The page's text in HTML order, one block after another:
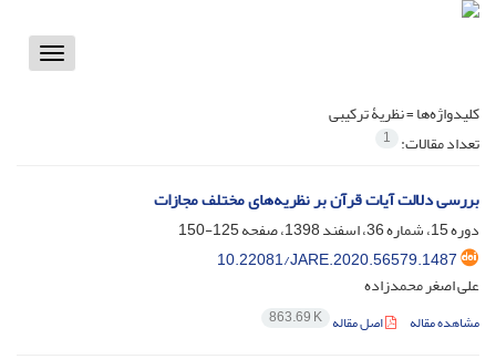
Toggle
کلیدواژه‌ها =نظریۀ ترکیبی
تعداد مقالات: 1
بررسی دلالت آیات قرآن بر نظریه‌های مختلف مجازات
دوره 15، شماره 36، اسفند 1398، صفحه
125-150
10.22081/JARE.2020.56579.1487
علی اصغر محمدزاده
مشاهده مقاله اصل مقاله 863.69 K